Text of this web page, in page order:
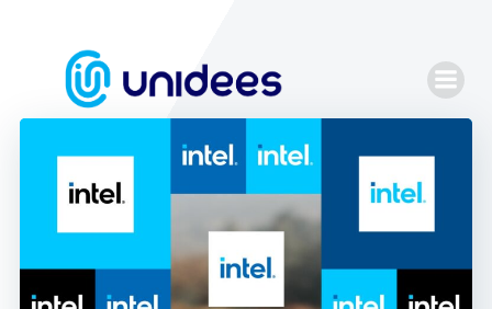
contenu